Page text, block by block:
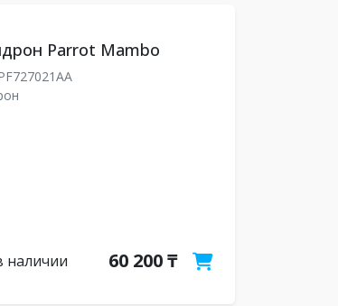
Parrot Mambo
наличии 60 200 ₸